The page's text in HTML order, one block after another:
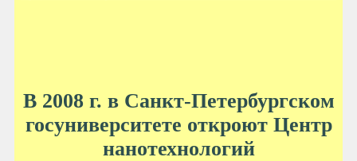
В 2008 г. в Санкт-Петербургском
госуниверситете откроют Центр
нанотехнологий